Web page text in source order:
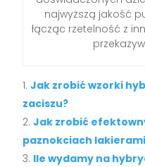
najwyższą jakość
łącząc rzetelność z
Jak zrobić wzorki
zaciszu?
Jak zrobić
paznokciach
Ile wydamy na